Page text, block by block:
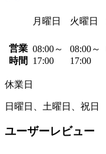
月曜日 火曜日
営業
時間
08:00～
17:00
08:00～
17:00
休業日
日曜日、土曜日、祝日
ユーザーレビュー